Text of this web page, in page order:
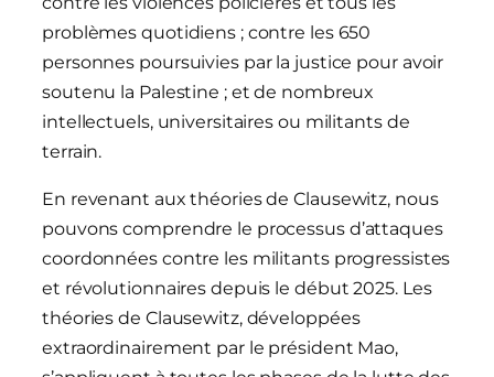
problèmes quotidiens ; contre les 650
personnes poursuivies par la justice pour avoir
soutenu la Palestine ; et de nombreux
intellectuels, universitaires ou militants de
terrain.
En revenant aux théories de Clausewitz, nous
pouvons comprendre le processus d’attaques
coordonnées contre les militants progressistes
et révolutionnaires depuis le début 2025. Les
théories de Clausewitz, développées
extraordinairement par le président Mao,